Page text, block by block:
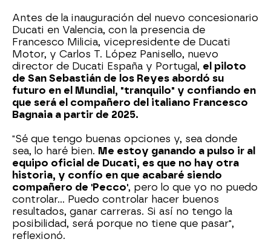
Antes de la inauguración del nuevo concesionario
Ducati en Valencia, con la presencia de
Francesco Milicia, vicepresidente de Ducati
Motor, y Carlos T. López Panisello, nuevo
director de Ducati España y Portugal, el piloto
de San Sebastián de los Reyes abordó su
futuro en el Mundial, "tranquilo" y confiando en
que será el compañero del italiano Francesco
Bagnaia a partir de 2025.
"Sé que tengo buenas opciones y, sea donde
sea, lo haré bien. Me estoy ganando a pulso ir al
equipo oficial de Ducati, es que no hay otra
historia, y confío en que acabaré siendo
compañero de 'Pecco', pero lo que yo no puedo
controlar... Puedo controlar hacer buenos
resultados, ganar carreras. Si así no tengo la
posibilidad, será porque no tiene que pasar",
reflexionó.